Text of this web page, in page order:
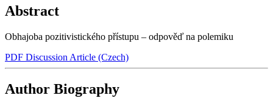
Abstract
Obhajoba pozitivistického přístupu – odpověď na polemiku
PDF Discussion Article (Czech)
Author Biography